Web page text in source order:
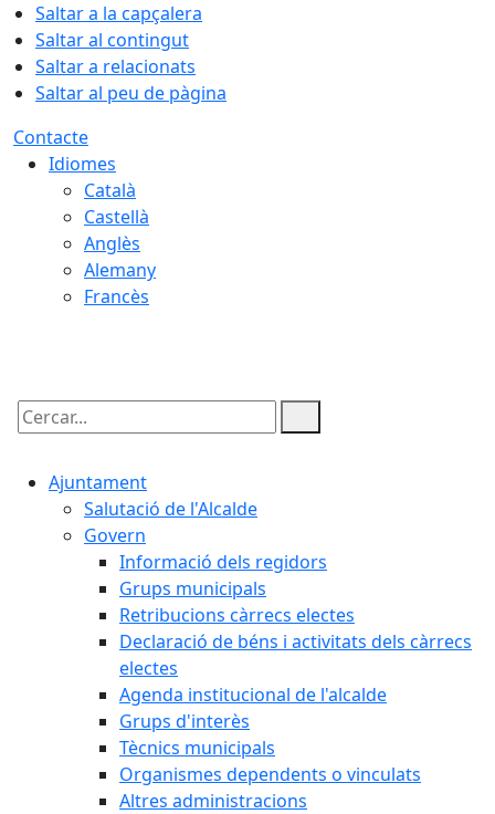
Saltar a la capçalera
Saltar al contingut
Saltar a relacionats
Saltar al peu de pàgina
Contacte
Idiomes
Català
Castellà
Anglès
Alemany
Francès
Cercar:
Ajuntament
Salutació de l'Alcalde
Govern
Informació dels regidors
Grups municipals
Retribucions càrrecs electes
Declaració de béns i activitats dels càrrecs
electes
Agenda institucional de l'alcalde
Grups d'interès
Tècnics municipals
Organismes dependents o vinculats
Altres administracions